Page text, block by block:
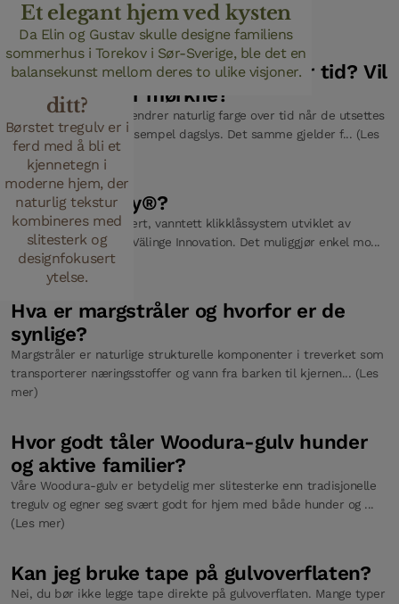
Hvorfor
velge børstet
tregulv i
hjemmet
ditt?
Børstet tregulv er i
ferd med å bli et
kjennetegn i
moderne hjem, der
naturlig tekstur
kombineres med
slitesterk og
designfokusert
ytelse.
Et elegant hjem ved kysten
Da Elin og Gustav skulle designe familiens
sommerhus i Torekov i Sør-Sverige, ble det en
balansekunst mellom deres to ulike visjoner.
Ofte stilte spørsmål
Endrer Woodura-gulv farge over tid? Vil
de gulne eller mørkne?
Tregulv og tremøbler endrer naturlig farge over tid når de utsettes
for UV-lys, som for eksempel dagslys. Det samme gjelder f... (Les
mer)
Hva er 5G Dry®?
5G Dry® er et patentert, vanntett klikklåssystem utviklet av
Bjelins søsterselskap Välinge Innovation. Det muliggjør enkel mo...
(Les mer)
Hva er margstråler og hvorfor er de
synlige?
Margstråler er naturlige strukturelle komponenter i treverket som
transporterer næringsstoffer og vann fra barken til kjernen... (Les
mer)
Hvor godt tåler Woodura-gulv hunder
og aktive familier?
Våre Woodura-gulv er betydelig mer slitesterke enn tradisjonelle
tregulv og egner seg svært godt for hjem med både hunder og ...
(Les mer)
Kan jeg bruke tape på gulvoverflaten?
Nei, du bør ikke legge tape direkte på gulvoverflaten. Mange typer